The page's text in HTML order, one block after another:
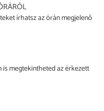
írhatsz az órán megjelenő
megtekintheted az érkezett